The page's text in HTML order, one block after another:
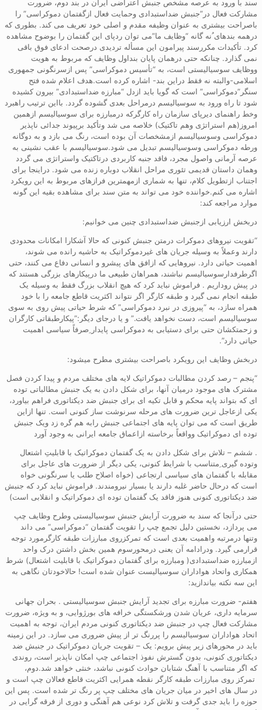
سند با ورود به عرصه مشخص جنبش اعتراضی ایران در بند دوم، ضرورت
مشارکت فعال در”جنبش ضداستبدادی وحمایت فعال ازگفتمان دموکراسی” را
باصراحت بیشتری به عنوان وظیفه مقدم و اصلی خود تعریف می کند. بطوری که
درهمه بندهای ُنه گانه “وظایف ما”می توان ردپای این گفتمان را بوضوح مشاهده
کرد. تأکیدات مکررسند پیرامون این مسأله تردیدی درصحت ادعای فوق باقی
نمی گذارد. چنانکه حتی درهمان پایان بنداول وظایف که مربوط به هویت
ووظایف سوسیالیستی است، به “تأسیس دموکراسی” پس ازسرنگونی جمهوری
اسلامی-والبته نه فقط دراین بند- اشاره کرده است.هدف اعلام شده فتح
سنگر”دموکراسی” است که گویا باید ازدل “مبارزه ضداستبدادی” بیرون کشیده
شود تا راه ورود به سوسیالیسم درمراحل بعدی گشوده گردد. بااین ترتیب راهبرد
وخط راهنمای دیرپای سازمان راه کارگرکه درمبارزه برای سوسیالیسم ازهمین
امروز(هم استراتژی وهم تاکتیک) خلاصه می شد وتأکید برپیوند جدائی ناپذیر
دموکراسی وسوسیالیسم ازمشخصات آن بوده است، رنگ می بازد و به دوگانه
ورطه دموکراسی وسوسیالیسم تبدیل می شود.سوسیالیسم با عقب نشینی به
عرصه آرمانی واصول مجرد، فاقد جنبه کاربردی درتاکتیک واستراتژی می گردد
وهمان داستان قدیمی تئوری مراحل انقلاب دوباره زنده می شود. دراینجا برای
اجتناب ازتطویل کلام، تنها به شماری ازمهمترین فرازهای مربوط به این رویکرد
اشاره می کنم.خواننده خود می تواند به متن سند برای مشاهده بقیه این گونه
موارد مراجعه کند:
دربخش ارزیابی ازجنبش ضداستبدادی چنین می خوانیم:
“تقویت نیروهای دموکرات درمتن جنبش کنونی که حالا آشکارا امکانات محدودی
دارند وعملاً به وسیله جریان های غیردموکراتیک به حاشیه رانده می شوند،
اهمیت حیاتی دارد. نیروهایی که ازافق های پیشرو و انسانی دفاع می کنند، حتی
اگرطرفدارسوسیالیسم نباشند، همراهان طبیعی ما درپیکارهای بزرگی هستند که
در پیش روداریم . فراموش نباید کرد که هیچ انقلاب بزرگ فقط به وسیله یک
طبقه انجام نمی گیرد و طبقه کارگر اگر نتواند اکثریت قاطع جامعه را با خود
همراه سازد، به “پیروزی در نبرد دموکراسی” که شرط حیاتی پیش روی به سوی
سوسیالیسم است، دست نخواهد یافت.” و یا درجای دیگر:”پیکارطبقاتی کارگران
و زحمتکشان حتی برای دستیابی به دموکراسی پایدار ِصرفاً سیاسی اهمیت
حیاتی دارد”.
دربخش وظایف این رویکرد باصراحت بیشتری مطرح میشود:
“پنجم – رصد کردن مطالبات دموکراتیک لایه های مختلف مردم و پیدا کردن فصل
مشترک های موجود درمیان آنها، برای شکل دادن به یک جنبش مطالباتی توده
ای که بتواند پایه محکم و قابل تکیه ای برای جنبش ضد دیکتاتوری فراهم بیاورد،
یکی ازعاجل ترین ضرورت های مرحله سرنوشت ساز کنونی است. تنها ازاین
طریق است که می توان پایه های اجتماعی جنبش رابه هم گره زد ویک جنبش
توده ای دموکراتیک وواقعاً برخاسته ازاعماق جامعه ایرانی به وجود آورد
. ششم – تلاش برای شکل دادن به یک گفتمان دموکراتیک با قابلیتِ اشتعال
وتوده گیری ِمتناسب با شرایط کنونی، یکی دیگر از ضرورت های عاجل برای
مقابله با گفتمان های سیاسی ارتجاعی (خواه اصلاح طلب یا سرنگونی خواه
است که درحال حاضر غلبه دارند یا بسیار نیرومندند. فراموش نباید کرد که جنبش
ضد دیکتاتوری کنونی هنوز فاقد یک گفتمان توده ای دموکراتیک و انقلابی است)
حتی درآنجا که سند به ضرورت آرایش جنبش سوسیالیستی وطرح وظایف چپ
می پردازد، نخستین دلیل تجمع چپ را تقویت گفتمان “دموکراسی” می داند
وتنها درمرتبه واهمیت بعدی است که تمرکزروی مبارزات طبقه کارگرمورد توجه
قرارمی گیرد. ودرادامه آن یعنی درمحورسوم همین بخش داشتن درک واحد
ازمبارزه ضداستبدادی( ومبارزه برای گفتمان دموکراتیک با قابلیت اشتعال) شرط
همکاری واتحاد هواداران سوسیالیست عنوان شده است! حالاخودتان نگاهی به
این سه نکته بیاندازید:
هفتم- ضرورت مبارزه برای تجدید آرایش جنبش سوسیالیستی . بحران جهانی
سرمایه داری، عریان شدن ورشکستگی خرافه های بورژوایی، و به ویژه، ضرورت
مشارکت فعال چپ در جنبش ضد دیکتاتوری کنونی مردم ایران، توجه به اهمیت
اتحاد هواداران سوسیالیسم را پررنگ تر از پیش ضروری می سازد. در این زمینه
باید در محورهای زیر پیش برویم: یک – تقویت جریان دموکراتیک در جنبش ضد
دیکتاتوری کنونی، بدون گسترش نفوذ اجتماعی چپ امکان ناپذیر است، روندی
که اگر متناسب با آهنگ شتابان حوادث کنونی نباشد، خنثی خواهد شد.دوم،
تمرکز روی مبارزات طبقه کارگر نقطه همرایی اکثریت قاطع فعالان چپ است و
در سال های اخیر در میان جریان های مختلف چپ پر رنگ تر شده است. پس این
حوزه را باید جدی گرفت و تلاش کرد نوعی هم آهنگی و دوری از فرقه گرایی در